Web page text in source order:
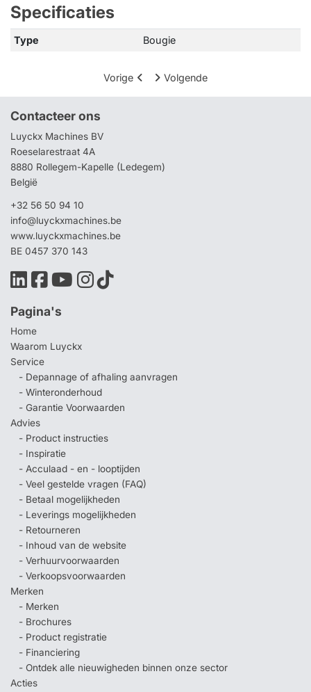
Specificaties
Type Bougie
Vorige Volgende
Contacteer ons
Luyckx Machines BV
Roeselarestraat 4A
8880 Rollegem-Kapelle (Ledegem)
België
+32 56 50 94 10
info@luyckxmachines.be
www.luyckxmachines.be
BE 0457 370 143
Pagina's
Home
Waarom Luyckx
Service
- Depannage of afhaling aanvragen
- Winteronderhoud
- Garantie Voorwaarden
Advies
- Product instructies
- Inspiratie
- Acculaad - en - looptijden
- Veel gestelde vragen (FAQ)
- Betaal mogelijkheden
- Leverings mogelijkheden
- Retourneren
- Inhoud van de website
- Verhuurvoorwaarden
- Verkoopsvoorwaarden
Merken
- Merken
- Brochures
- Product registratie
- Financiering
- Ontdek alle nieuwigheden binnen onze sector
Acties